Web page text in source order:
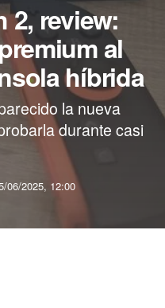
2, review:
al
híbrida
la nueva
durante casi
06/2025, 12:00